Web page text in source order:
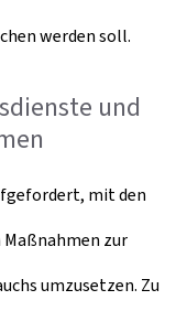
werden soll.
und
mit den
zur
umzusetzen. Zu